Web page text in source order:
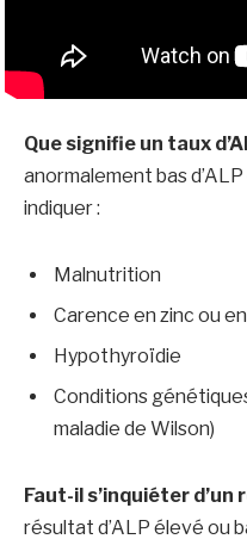
Que signifie un taux
anormalement bas
indiquer :
Malnutrition
Carence en zinc ou
Hypothyroïdie
Conditions
maladie de Wilson)
Faut-il s’inquiéter d’un
résultat d’ALP élevé ou